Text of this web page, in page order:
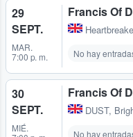
29
SEPT.
MAR.
7:00 p. m.
Francis Of
No hay
30
SEPT.
MIÉ.
Francis Of
DUST,
No hay